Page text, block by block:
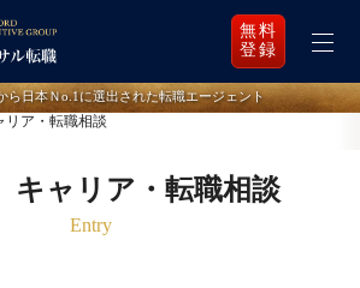
無料
登録
ら日本Ｎo.1に選出された転職エージェント
リア・転職相談
キャリア・転職相談
Entry